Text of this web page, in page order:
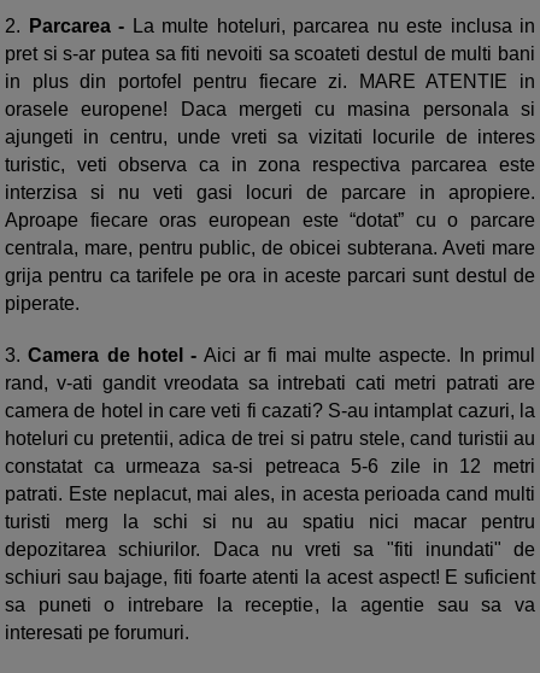
2. Parcarea - La multe hoteluri, parcarea nu este inclusa in
pret si s-ar putea sa fiti nevoiti sa scoateti destul de multi bani
in plus din portofel pentru fiecare zi. MARE ATENTIE in
orasele europene! Daca mergeti cu masina personala si
ajungeti in centru, unde vreti sa vizitati locurile de interes
turistic, veti observa ca in zona respectiva parcarea este
interzisa si nu veti gasi locuri de parcare in apropiere.
Aproape fiecare oras european este “dotat” cu o parcare
centrala, mare, pentru public, de obicei subterana. Aveti mare
grija pentru ca tarifele pe ora in aceste parcari sunt destul de
piperate.
3. Camera de hotel - Aici ar fi mai multe aspecte. In primul
rand, v-ati gandit vreodata sa intrebati cati metri patrati are
camera de hotel in care veti fi cazati? S-au intamplat cazuri, la
hoteluri cu pretentii, adica de trei si patru stele, cand turistii au
constatat ca urmeaza sa-si petreaca 5-6 zile in 12 metri
patrati. Este neplacut, mai ales, in acesta perioada cand multi
turisti merg la schi si nu au spatiu nici macar pentru
depozitarea schiurilor. Daca nu vreti sa "fiti inundati" de
schiuri sau bajage, fiti foarte atenti la acest aspect! E suficient
sa puneti o intrebare la receptie, la agentie sau sa va
interesati pe forumuri.